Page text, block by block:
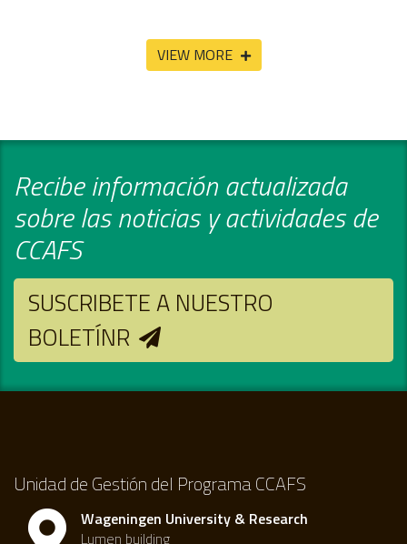
VIEW MORE
Recibe información actualizada
sobre las noticias y actividades de
CCAFS
SUSCRIBETE A NUESTRO
BOLETÍNR
Unidad de Gestión del Programa CCAFS
Wageningen University & Research
Lumen building